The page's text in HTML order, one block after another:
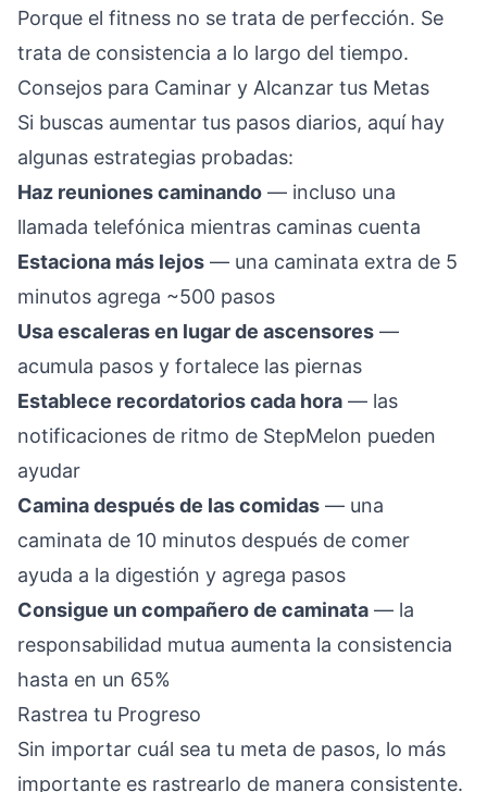
Porque el fitness no se trata de perfección. Se
trata de consistencia a lo largo del tiempo.
Consejos para Caminar y Alcanzar tus Metas
Si buscas aumentar tus pasos diarios, aquí hay
algunas estrategias probadas:
Haz reuniones caminando — incluso una
llamada telefónica mientras caminas cuenta
Estaciona más lejos — una caminata extra de 5
minutos agrega ~500 pasos
Usa escaleras en lugar de ascensores —
acumula pasos y fortalece las piernas
Establece recordatorios cada hora — las
notificaciones de ritmo de StepMelon pueden
ayudar
Camina después de las comidas — una
caminata de 10 minutos después de comer
ayuda a la digestión y agrega pasos
Consigue un compañero de caminata — la
responsabilidad mutua aumenta la consistencia
hasta en un 65%
Rastrea tu Progreso
Sin importar cuál sea tu meta de pasos, lo más
importante es rastrearlo de manera consistente.